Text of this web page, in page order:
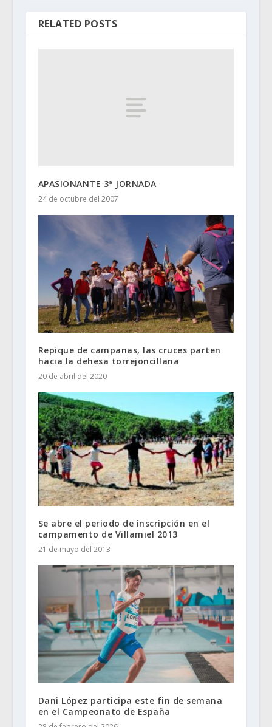
RELATED POSTS
APASIONANTE 3ª JORNADA
24 de octubre del 2007
Repique de campanas, las cruces parten
hacia la dehesa torrejoncillana
20 de abril del 2020
Se abre el periodo de inscripción en el
campamento de Villamiel 2013
21 de mayo del 2013
Dani López participa este fin de semana
en el Campeonato de España